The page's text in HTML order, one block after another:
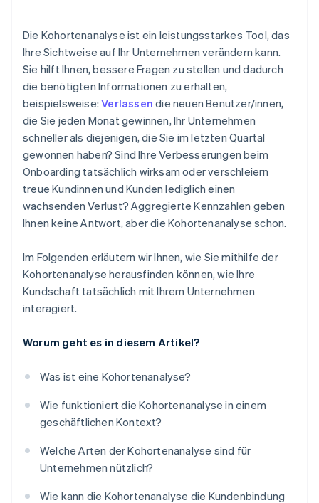
Fehlerhafte Interpretation von Daten
Von Daten überwältigt
Die Kohortenanalyse ist ein leistungsstarkes Tool, das
Ihre Sichtweise auf Ihr Unternehmen verändern kann.
Sie hilft Ihnen, bessere Fragen zu stellen und dadurch
die benötigten Informationen zu erhalten,
beispielsweise:Verlassen die neuen Benutzer/innen,
die Sie jeden Monat gewinnen, Ihr Unternehmen
schneller als diejenigen, die Sie im letzten Quartal
gewonnen haben? Sind Ihre Verbesserungen beim
Onboarding tatsächlich wirksam oder verschleiern
treue Kundinnen und Kunden lediglich einen
wachsenden Verlust? Aggregierte Kennzahlen geben
Ihnen keine Antwort, aber die Kohortenanalyse schon.
Im Folgenden erläutern wir Ihnen, wie Sie mithilfe der
Kohortenanalyse herausfinden können, wie Ihre
Kundschaft tatsächlich mit Ihrem Unternehmen
interagiert.
Worum geht es in diesem Artikel?
Was ist eine Kohortenanalyse?
Wie funktioniert die Kohortenanalyse in einem
geschäftlichen Kontext?
Welche Arten der Kohortenanalyse sind für
Unternehmen nützlich?
Wie kann die Kohortenanalyse die Kundenbindung